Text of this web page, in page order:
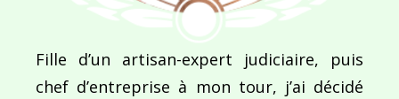
Fille d’un artisan-expert judiciaire, puis
chef d’entreprise à mon tour, j’ai décidé